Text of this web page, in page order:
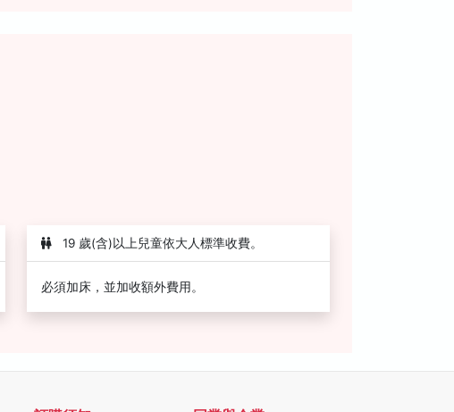
19 歲(含)以上兒童依大人標準收費。
必須加床，並加收額外費用。